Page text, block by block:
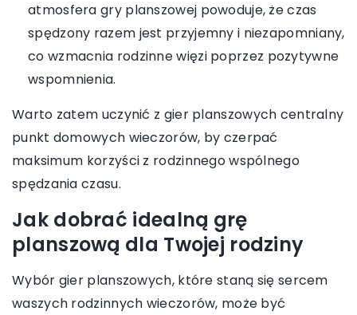
atmosfera gry planszowej powoduje, że czas
spędzony razem jest przyjemny i niezapomniany,
co wzmacnia rodzinne więzi poprzez pozytywne
wspomnienia.
Warto zatem uczynić z gier planszowych centralny
punkt domowych wieczorów, by czerpać
maksimum korzyści z rodzinnego wspólnego
spędzania czasu.
Jak dobrać idealną grę
planszową dla Twojej rodziny
Wybór gier planszowych, które staną się sercem
waszych rodzinnych wieczorów, może być